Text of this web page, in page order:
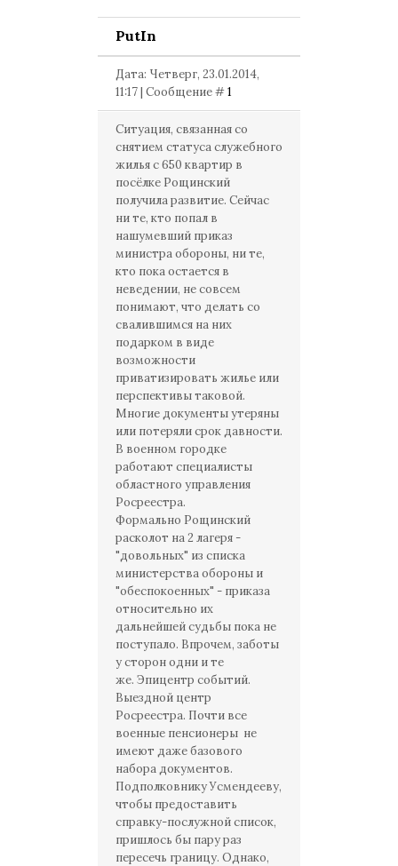
PutIn
Дата: Четверг, 23.01.2014,
11:17 | Сообщение #1
Ситуация, связанная со
снятием статуса служебного
жилья с 650 квартир в
посёлке Рощинский
получила развитие. Сейчас
ни те, кто попал в
нашумевший приказ
министра обороны, ни те,
кто пока остается в
неведении, не совсем
понимают, что делать со
свалившимся на них
подарком в виде
возможности
приватизировать жилье или
перспективы таковой.
Многие документы утеряны
или потеряли срок давности.
В военном городке
работают специалисты
областного управления
Росреестра.
Формально Рощинский
расколот на 2 лагеря -
"довольных" из списка
министерства обороны и
"обеспокоенных" - приказа
относительно их
дальнейшей судьбы пока не
поступало. Впрочем, заботы
у сторон одни и те
же. Эпицентр событий.
Выездной центр
Росреестра. Почти все
военные пенсионеры не
имеют даже базового
набора документов.
Подполковнику Усмендееву,
чтобы предоставить
справку-послужной список,
пришлось бы пару раз
пересечь границу. Однако,